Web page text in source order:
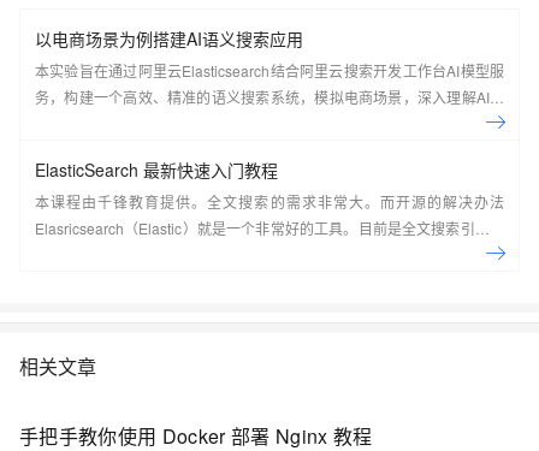
以电商场景为例搭建AI语义搜索应用
本实验旨在通过阿里云Elasticsearch结合阿里云搜索开发工作台AI模型服
务，构建一个高效、精准的语义搜索系统，模拟电商场景，深入理解AI搜
ElasticSearch 最新快速入门教程
本课程由千锋教育提供。全文搜索的需求非常大。而开源的解决办法
Elasricsearch（Elastic）就是一个非常好的工具。目前是全文搜索引擎的
首选。本系列教程由浅入深讲解了在CentOS7系统下如何搭建
相关文章
手把手教你使用 Docker 部署 Nginx 教程